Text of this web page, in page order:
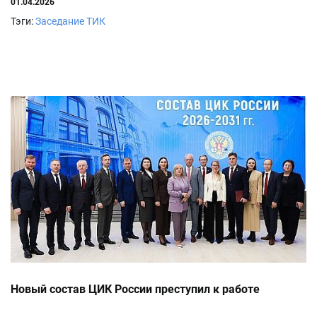
01.04.2026
Тэги:Заседание ТИК
Новый состав ЦИК России преступил к работе